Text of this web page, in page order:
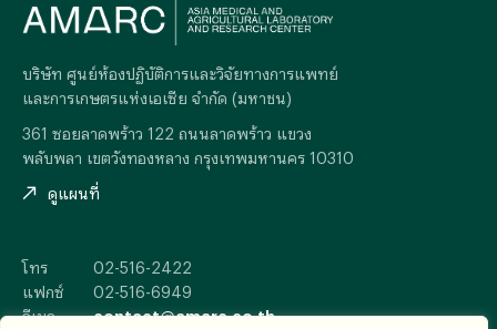
บริษัท ศูนย์ห้องปฏิบัติการและวิจัยทางการแพทย์
และการเกษตรแห่งเอเซีย จำกัด (มหาชน)
361 ซอยลาดพร้าว 122 ถนนลาดพร้าว แขวง
พลับพลา เขตวังทองหลาง กรุงเทพมหานคร 10310
ดูแผนที่
โทร
02-516-2422
แฟกซ์
02-516-6949
อีเมล
contact@amarc.co.th